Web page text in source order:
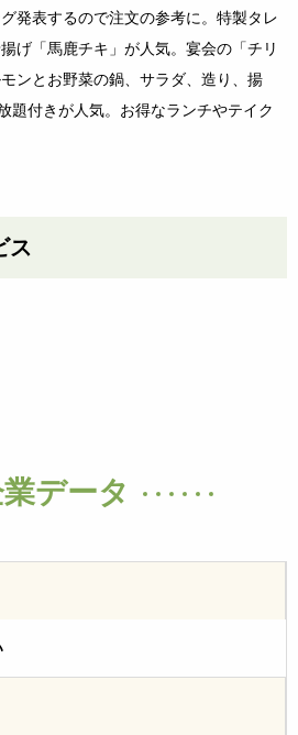
発表するので注文の参考に。特製タレ
げ「馬鹿チキ」が人気。宴会の「チリ
ンとお野菜の鍋、サラダ、造り、揚
題付きが人気。お得なランチやテイク
ス
データ